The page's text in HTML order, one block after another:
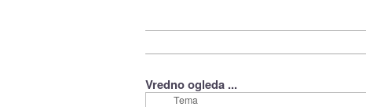
Vredno ogleda ...
Tema